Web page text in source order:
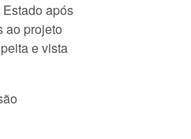
após
ao projeto
e vista